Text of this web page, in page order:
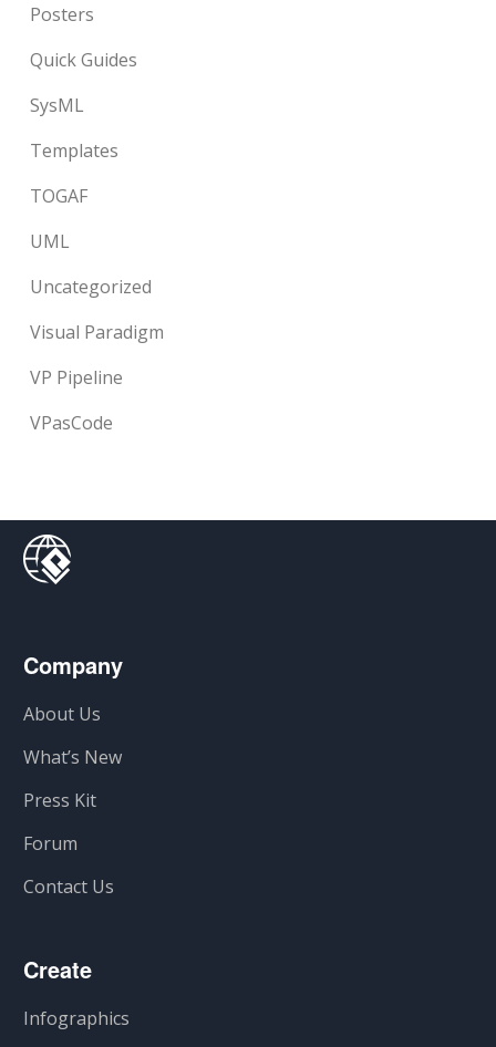
Posters
Quick Guides
SysML
Templates
TOGAF
UML
Uncategorized
Visual Paradigm
VP Pipeline
VPasCode
Company
About Us
What’s New
Press Kit
Forum
Contact Us
Create
Infographics